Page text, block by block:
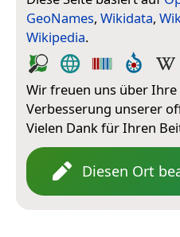
GeoNames, Wikidata,
Wikipedia.
Wir freuen uns über
Verbesserung unserer
Vielen Dank für Ihren
Diesen Ort